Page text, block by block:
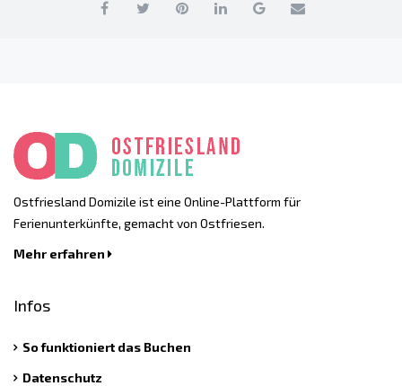
Ostfriesland Domizile ist eine Online-Plattform für
Ferienunterkünfte, gemacht von Ostfriesen.
Mehr erfahren
Infos
So funktioniert das Buchen
Datenschutz